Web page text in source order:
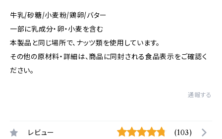
牛乳/砂糖/小麦粉/鶏卵/バター
一部に乳成分・卵・小麦を含む
本製品と同じ場所で、ナッツ類を使用しています。
その他の原材料・詳細は、商品に同封される食品表示をご確認く
ださい。
通報する
レビュー (103)